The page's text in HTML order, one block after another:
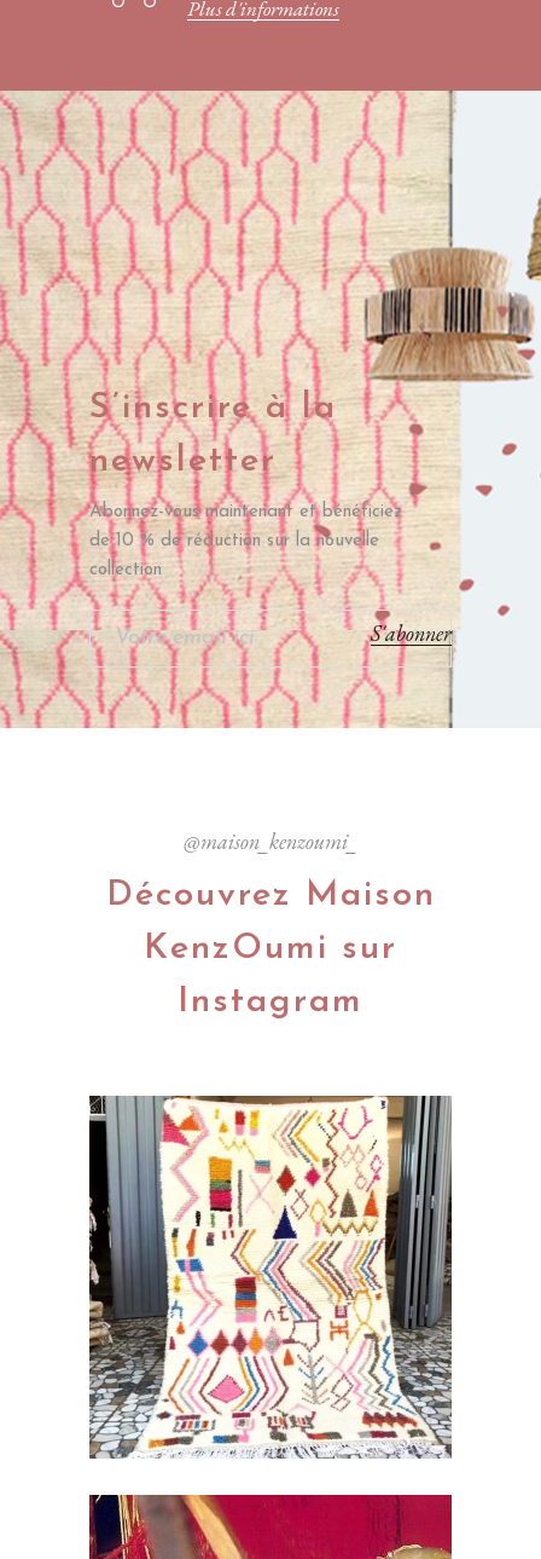
Plus d'informations
S’inscrire à la
newsletter
Abonnez-vous maintenant et bénéficiez
de 10 % de réduction sur la nouvelle
collection
S'abonner
@maison_kenzoumi_
Découvrez Maison
KenzOumi sur
Instagram